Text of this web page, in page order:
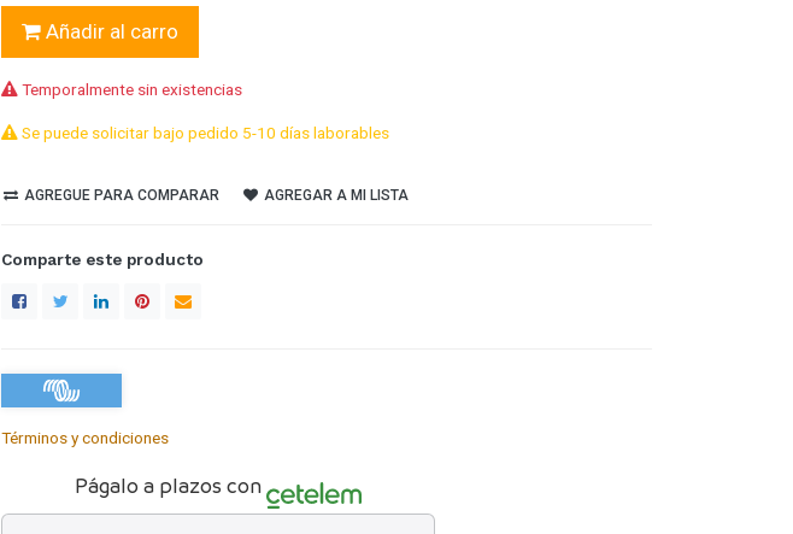
Añadir al carro
Temporalmente sin existencias
Se puede solicitar bajo pedido 5-10 días laborables
AGREGUE PARA COMPARAR AGREGAR A MI LISTA
Comparte este producto
Términos y condiciones
Págalo a plazos con